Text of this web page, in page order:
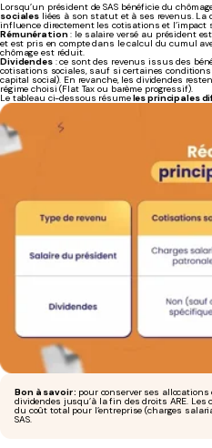
Lorsqu’un président de SAS bénéficie du
sociales liées à son statut et à ses revenus.
influence directement les cotisations et l’impact
Rémunération: le salaire versé au président
et est pris en compte dans le calcul du cumul
chômage est réduit.
Dividendes: ce sont des revenus issus des
cotisations sociales, sauf si certaines
capital social). En revanche, les dividendes
régime choisi (Flat Tax ou barème progressif).
Le tableau ci-dessous résumeles principales
Bon à savoir : pour conserver ses
dividendes jusqu’à la fin des droits ARE.
du coût total pour l’entreprise (charges
SAS.